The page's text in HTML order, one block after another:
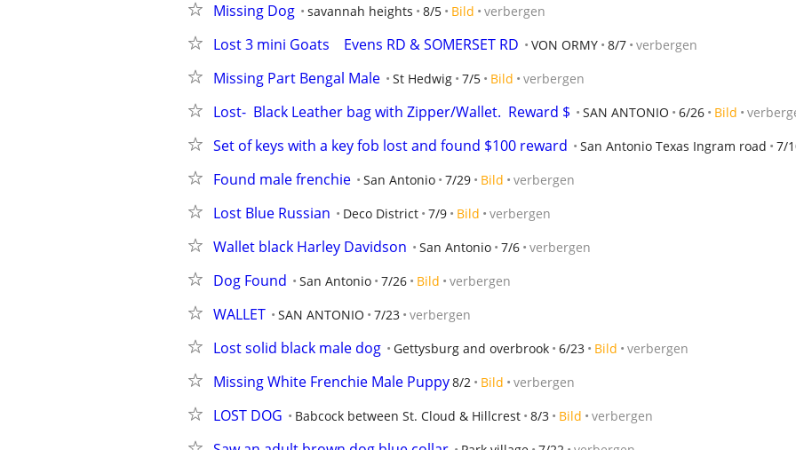
Missing Dog savannah heights 8/5 Bild verbergen
Lost 3 mini Goats    Evens RD & SOMERSET RD VON ORMY 8/7 verbergen
Missing Part Bengal Male St Hedwig 7/5 Bild verbergen
Lost-  Black Leather bag with Zipper/Wallet.  Reward $ SAN ANTONIO 6/26 Bild
Set of keys with a key fob lost and found $100 reward San Antonio Texas Ingram road 7/
Found male frenchie San Antonio 7/29 Bild verbergen
Lost Blue Russian Deco District 7/9 Bild verbergen
Wallet black Harley Davidson San Antonio 7/6 verbergen
Dog Found San Antonio 7/26 Bild verbergen
WALLET SAN ANTONIO 7/23 verbergen
Lost solid black male dog Gettysburg and overbrook 6/23 Bild verbergen
Missing White Frenchie Male Puppy8/2 Bild verbergen
LOST DOG Babcock between St. Cloud & Hillcrest 8/3 Bild verbergen